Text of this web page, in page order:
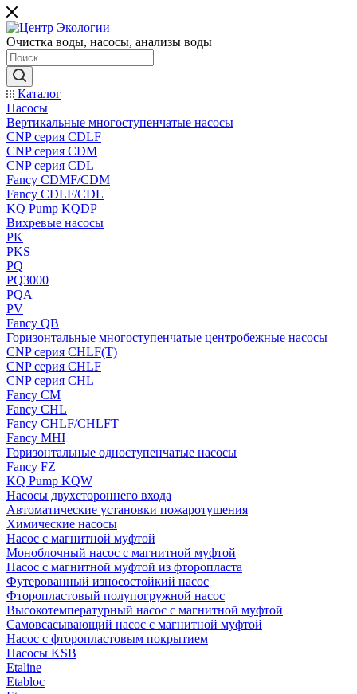
Очистка воды, насосы, анализы воды
Каталог
Насосы
Вертикальные многоступенчатые насосы
CNP серия CDLF
CNP серия CDM
CNP серия CDL
Fancy CDMF/CDM
Fancy CDLF/CDL
KQ Pump KQDP
Вихревые насосы
PK
PKS
PQ
PQ3000
PQA
PV
Fancy QB
Горизонтальные многоступенчатые центробежные насосы
CNP серия CHLF(T)
CNP серия CHLF
CNP серия CHL
Fancy CM
Fancy CHL
Fancy CHLF/CHLFT
Fancy MHI
Горизонтальные одноступенчатые насосы
Fancy FZ
KQ Pump KQW
Насосы двухстороннего входа
Автоматические установки пожаротушения
Химические насосы
Насос с магнитной муфтой
Моноблочный насос с магнитной муфтой
Насос с магнитной муфтой из фторопласта
Футерованный износостойкий насос
Фторопластовый полупогружной насос
Высокотемпературный насос с магнитной муфтой
Самовсасывающий насос с магнитной муфтой
Насос с фторопластовым покрытием
Насосы KSB
Etaline
Etabloc